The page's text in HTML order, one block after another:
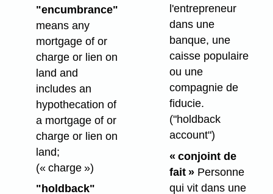
"encumbrance"
means any
mortgage of or
charge or lien on
land and
includes an
hypothecation of
a mortgage of or
charge or lien on
land;
(« charge »)
"holdback"
l'entrepreneur
dans une
banque, une
caisse populaire
ou une
compagnie de
fiducie.
("holdback
account")
« conjoint de
fait »Personne
qui vit dans une